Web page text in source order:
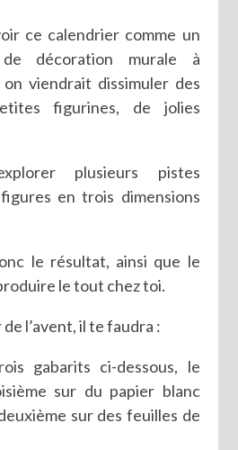
ce calendrier comme un
décoration murale à
viendrait dissimuler des
figurines, de jolies
plusieurs pistes
en trois dimensions
le résultat, ainsi que le
le tout chez toi.
l’avent, il te faudra :
gabarits ci-dessous, le
sur du papier blanc
sur des feuilles de